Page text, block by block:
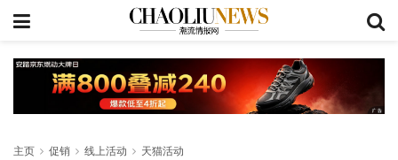
主页 促销 线上活动 天猫活动